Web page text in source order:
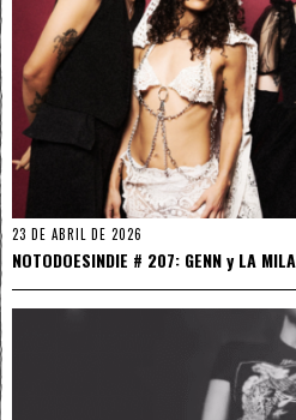
23 DE ABRIL DE 2026
NOTODOESINDIE # 207: GENN y LA